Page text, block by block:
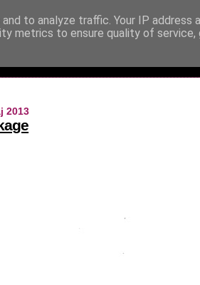
2013
to analyze traffic. Your IP address
metrics to ensure quality of service,